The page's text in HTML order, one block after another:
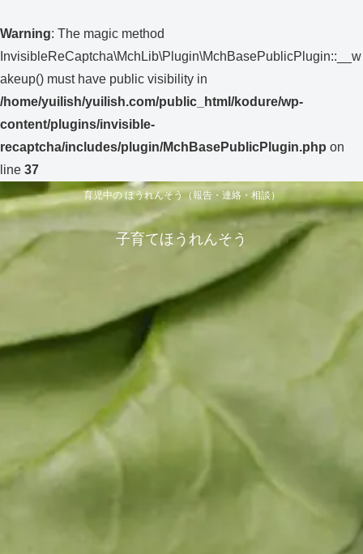
Warning: The magic method
InvisibleReCaptcha\MchLib\Plugin\MchBasePublicPlugin::__w
akeup() must have public visibility in
/home/yuilish/yuilish.com/public_html/kodure/wp-
content/plugins/invisible-
recaptcha/includes/plugin/MchBasePublicPlugin.php on
line 37
育児中の ほうれんそう（報告・連絡・相談）
子育てほうれんそう